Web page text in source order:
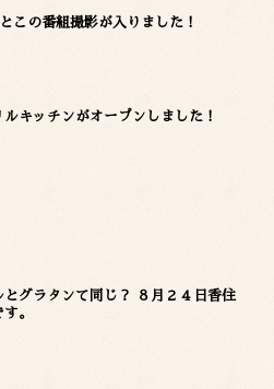
この番組撮影が入りました！
キッチンがオープンしました！
とグラタンて同じ？ ８月２４日香住
。